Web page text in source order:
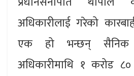
अधिकारीलाई गरेको
एक हो भन्छन् सैनिक
अधिकारीमाथि १ करोड